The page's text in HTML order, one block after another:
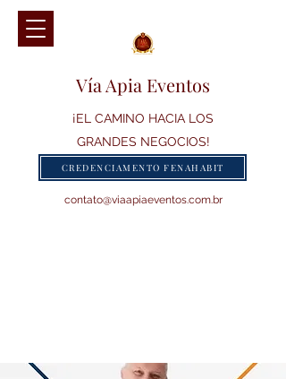
Vía Apia Eventos
¡EL CAMINO HACIA LOS
GRANDES NEGOCIOS!
contato@viaapiaeventos.com.br
CREDENCIAMENTO FENAHABIT